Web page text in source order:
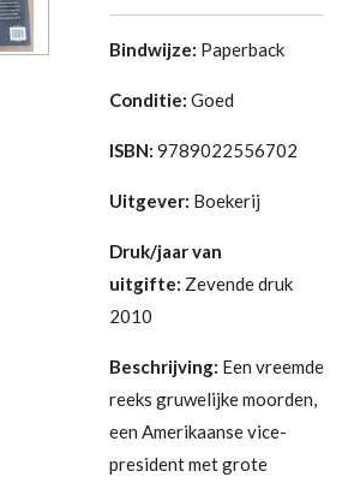
Bindwijze: Paperback
Conditie: Goed
ISBN: 9789022556702
Uitgever: Boekerij
Druk/jaar van
uitgifte: Zevende druk
2010
Beschrijving: Een vreemde
reeks gruwelijke moorden,
een Amerikaanse vice-
president met grote